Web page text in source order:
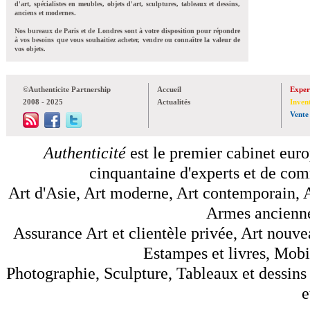
d'art, spécialistes en meubles, objets d'art, sculptures, tableaux et dessins,
anciens et modernes.
Nos bureaux de Paris et de Londres sont à votre disposition pour répondre
à vos besoins que vous souhaitiez acheter, vendre ou connaître la valeur de
vos objets.
©Authenticite Partnership
2008 - 2025
Accueil
Actualités
Vente
Authenticitéest le premier cabinet
cinquantaine d'experts et de
Art d'Asie, Art moderne, Art contemporain,
Armes
Assurance Art et clientèle privée, Art
Estampes et livres,
Photographie, Sculpture, Tableaux et